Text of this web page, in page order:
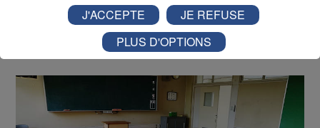
Radio Mont Blanc
Actus
J'ACCEPTE
JE REFUSE
PLUS D'OPTIONS